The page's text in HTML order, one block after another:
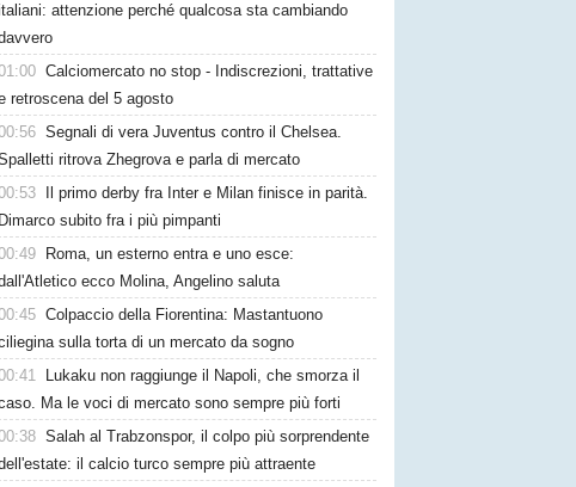
attenzione perché qualcosa sta cambiando
Calciomercato no stop - Indiscrezioni, trattative
retroscena del 5 agosto
Segnali di vera Juventus contro il Chelsea.
ritrova Zhegrova e parla di mercato
Il primo derby fra Inter e Milan finisce in parità.
Dimarco subito fra i più pimpanti
Roma, un esterno entra e uno esce:
ecco Molina, Angelino saluta
Colpaccio della Fiorentina: Mastantuono
sulla torta di un mercato da sogno
Lukaku non raggiunge il Napoli, che smorza il
Ma le voci di mercato sono sempre più forti
Salah al Trabzonspor, il colpo più sorprendente
il calcio turco sempre più attraente